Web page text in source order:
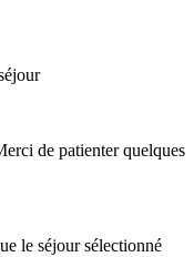
de patienter quelques
le séjour sélectionné